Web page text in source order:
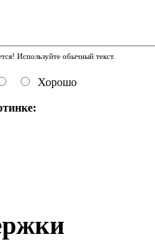
Используйте обычный текст.
Хорошо